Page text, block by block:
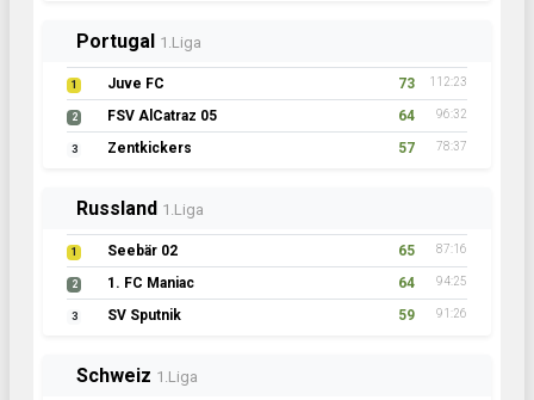
Portugal 1.Liga
1 Juve FC 73 112:23
2 FSV AlCatraz 05 64 96:32
3 Zentkickers 57 78:37
Russland 1.Liga
1 Seebär 02 65 87:16
2 1. FC Maniac 64 94:25
3 SV Sputnik 59 91:26
Schweiz 1.Liga